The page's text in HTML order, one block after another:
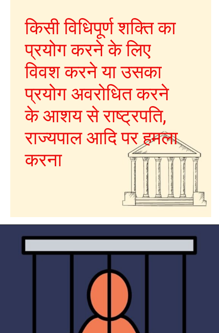
IPC की धारा 403
किसी विधिपूर्ण शक्ति का
प्रयोग करने के लिए
विवश करने या उसका
प्रयोग अवरोधित करने
के आशय से राष्ट्रपति,
राज्यपाल आदि पर हमला
करना